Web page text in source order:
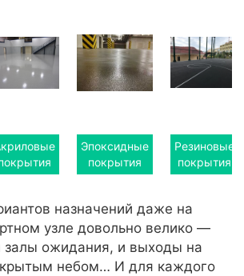
Эпоксидные
покрытия
Резиновые
покрытия
назначений даже на
узле довольно велико —
залы ожидания, и выходы на
небом… И для каждого